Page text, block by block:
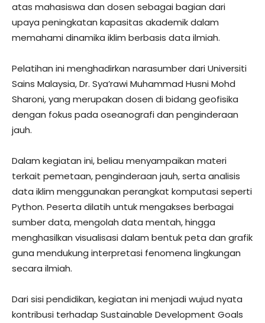
atas mahasiswa dan dosen sebagai bagian dari
upaya peningkatan kapasitas akademik dalam
memahami dinamika iklim berbasis data ilmiah.
Pelatihan ini menghadirkan narasumber dari Universiti
Sains Malaysia, Dr. Sya’rawi Muhammad Husni Mohd
Sharoni, yang merupakan dosen di bidang geofisika
dengan fokus pada oseanografi dan penginderaan
jauh.
Dalam kegiatan ini, beliau menyampaikan materi
terkait pemetaan, penginderaan jauh, serta analisis
data iklim menggunakan perangkat komputasi seperti
Python. Peserta dilatih untuk mengakses berbagai
sumber data, mengolah data mentah, hingga
menghasilkan visualisasi dalam bentuk peta dan grafik
guna mendukung interpretasi fenomena lingkungan
secara ilmiah.
Dari sisi pendidikan, kegiatan ini menjadi wujud nyata
kontribusi terhadap Sustainable Development Goals